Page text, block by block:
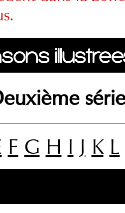
F G H I J K L